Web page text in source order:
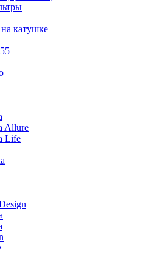
катушке
Allure
Life